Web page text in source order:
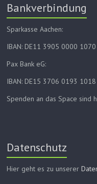
Bankverbindung
Sparkasse Aachen:
IBAN: DE11 3905 0000
Pax Bank eG:
IBAN: DE15 3706 0193 1018
Spenden an das Space sind
Datenschutz
Hier geht es zu unserer